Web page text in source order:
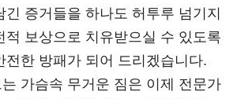
긴 증거들을 하나도 허투루 넘기지
적 보상으로 치유받으실 수 있도록
전한 방패가 되어 드리겠습니다.
가슴속 무거운 짐은 이제 전문가